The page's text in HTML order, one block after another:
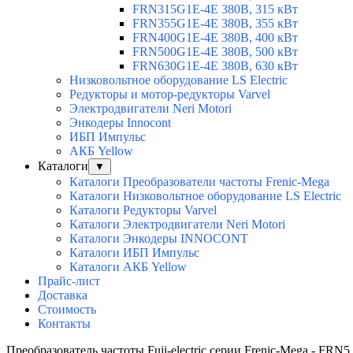
FRN315G1E-4E 380В, 315 кВт
FRN355G1E-4E 380В, 355 кВт
FRN400G1E-4E 380В, 400 кВт
FRN500G1E-4E 380В, 500 кВт
FRN630G1E-4E 380В, 630 кВт
Низковольтное оборудование LS Electric
Редукторы и мотор-редукторы Varvel
Электродвигатели Neri Motori
Энкодеры Innocont
ИБП Импульс
АКБ Yellow
Каталоги
▼
Каталоги Преобразователи частоты Frenic-Mega
Каталоги Низковольтное оборудование LS Electric
Каталоги Редукторы Varvel
Каталоги Электродвигатели Neri Motori
Каталоги Энкодеры INNOCONT
Каталоги ИБП Импульс
Каталоги АКБ Yellow
Прайс-лист
Доставка
Стоимость
Контакты